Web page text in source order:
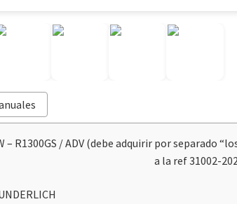
– R1300GS / ADV (debe adquirir por separado
a la ref31002-